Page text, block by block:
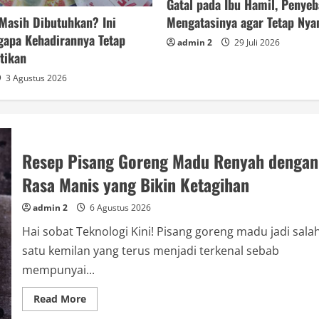
Dibutuhkan? Ini
Kehadirannya Tetap
3 Agustus 2026
Gatal pada Ibu Hamil,
Mengatasinya agar Tetap
admin 2 29 Juli 2026
Resep Pisang Goreng Madu Renyah dengan
Rasa Manis yang Bikin Ketagihan
admin 2 6 Agustus 2026
Hai sobat Teknologi Kini! Pisang goreng madu jadi
satu kemilan yang terus menjadi terkenal sebab
mempunyai...
Read MoreRead
more